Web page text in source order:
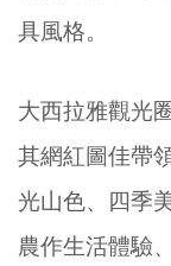
具風格。
大西拉雅觀光
其網紅圖佳帶
光山色、四季
農作生活體驗